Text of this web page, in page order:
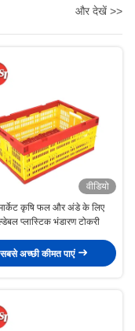
और देखें >>
वीडियो
कृषि फल और अंडे के लिए
प्लास्टिक भंडारण टोकरी
सबसे अच्छी कीमत पाएं